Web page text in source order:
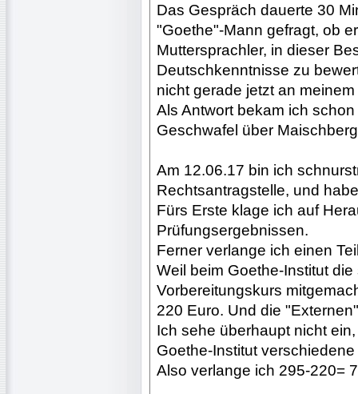
Das Gespräch dauerte 30
"Goethe"-Mann gefragt, ob
Muttersprachler, in dieser
Deutschkenntnisse zu
nicht gerade jetzt an
Als Antwort bekam ich
Geschwafel über
Am 12.06.17 bin ich
Rechtsantragstelle, und
Fürs Erste klage ich auf
Prüfungsergebnissen.
Ferner verlange ich einen
Weil beim Goethe-Institut
Vorbereitungskurs
220 Euro. Und die
Ich sehe überhaupt nicht
Goethe-Institut
Also verlange ich 295-220=